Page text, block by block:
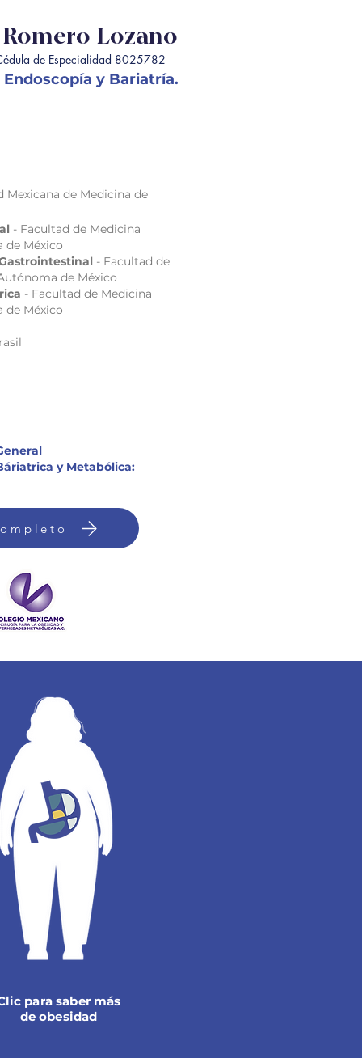
Lozano
de Especialidad 8025782
y Bariatría.
Mexicana de Medicina de
- Facultad de Medicina
de México
- Facultad de
de México
- Facultad de Medicina
de México
y Metabólica:
para saber más
de obesidad